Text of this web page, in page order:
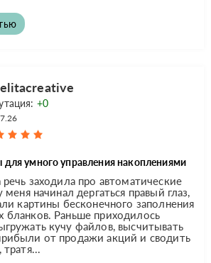
+0
умного управления накоплениями
заходила про автоматические
начинал дергаться правый глаз,
картины бесконечного заполнения
бланков. Раньше приходилось
кучу файлов, высчитывать
от продажи акций и сводить